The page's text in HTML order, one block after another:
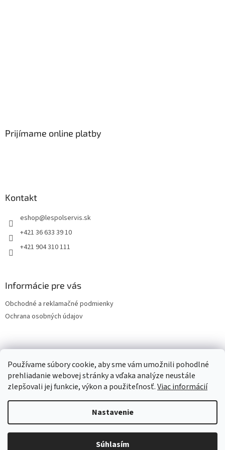
Používame súbory cookie, aby sme vám umožnili pohodlné
prehliadanie webovej stránky a vďaka analýze neustále
zlepšovali jej funkcie, výkon a použiteľnosť.Viac informácií
Nastavenie
Súhlasím
Prijímame online platby
Kontakt
eshop@lespolservis.sk
+421 36 633 39 10
+421 904 310 111
Informácie pre vás
Obchodné a reklamačné podmienky
Ochrana osobných údajov
Copyright 2026LESPOL - SERVIS, s.r.o.. Všetky práva vyhradené.
Upraviť nastavenie cookies